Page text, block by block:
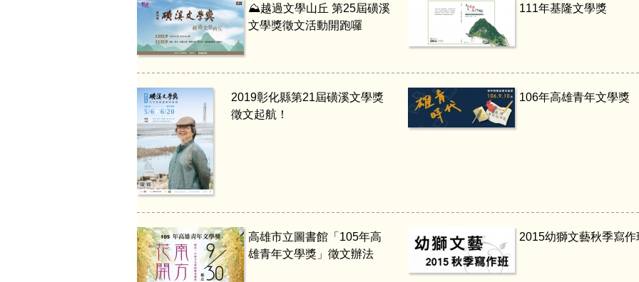
⛰️越過文學山丘 第25屆磺溪
文學獎徵文活動開跑囉
111年基隆文學獎
2019彰化縣第21屆磺溪文學獎
徵文起航！
106年高雄青年文學獎
高雄市立圖書館「105年高
雄青年文學獎」徵文辦法
2015幼獅文藝秋季寫作